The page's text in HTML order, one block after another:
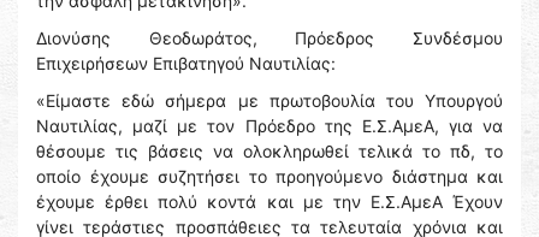
Διονύσης Θεοδωράτος, Πρόεδρος Συνδέσμου
Επιχειρήσεων Επιβατηγού Ναυτιλίας:
«Είμαστε εδώ σήμερα με πρωτοβουλία του Υπουργού
Ναυτιλίας, μαζί με τον Πρόεδρο της Ε.Σ.ΑμεΑ, για να
θέσουμε τις βάσεις να ολοκληρωθεί τελικά το πδ, το
οποίο έχουμε συζητήσει το προηγούμενο διάστημα και
έχουμε έρθει πολύ κοντά και με την Ε.Σ.ΑμεΑ Έχουν
γίνει τεράστιες προσπάθειες τα τελευταία χρόνια και